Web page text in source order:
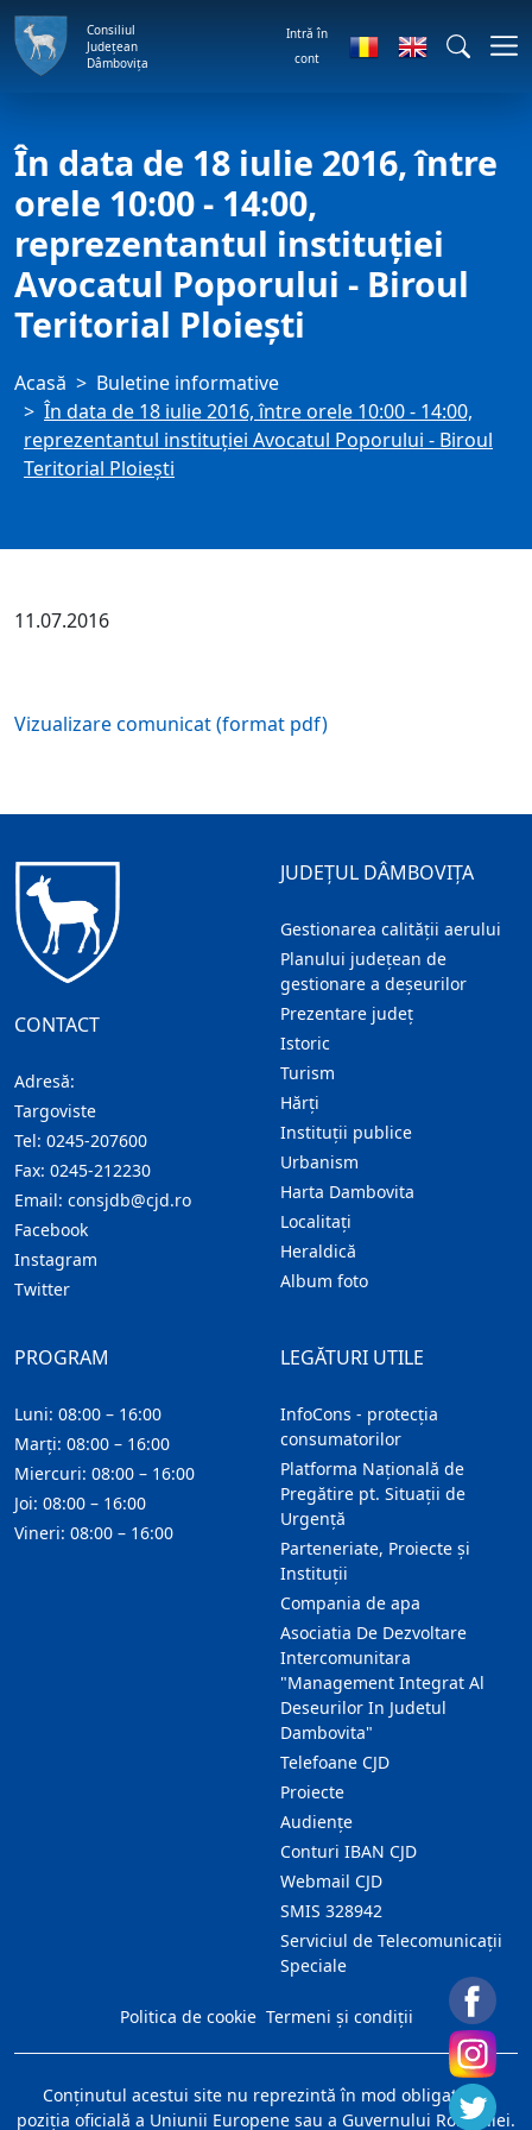
Consiliul
Județean
Dâmbovița
Intră în
cont
În data de 18 iulie 2016, între
orele 10:00 - 14:00,
reprezentantul instituţiei
Avocatul Poporului - Biroul
Teritorial Ploieşti
Acasă
Buletine informative
În data de 18 iulie 2016, între orele 10:00 - 14:00,
reprezentantul instituţiei Avocatul Poporului - Biroul
Teritorial Ploieşti
11.07.2016
Vizualizare comunicat (format pdf)
CONTACT
Adresă:
Targoviste
Tel: 0245-207600
Fax: 0245-212230
Email: consjdb@cjd.ro
Facebook
Instagram
Twitter
JUDEȚUL DÂMBOVIȚA
Gestionarea calității aerului
Planului județean de
gestionare a deșeurilor
Prezentare judeţ
Istoric
Turism
Hărţi
Instituţii publice
Urbanism
Harta Dambovita
Localitaţi
Heraldică
Album foto
LEGĂTURI UTILE
InfoCons - protecția
consumatorilor
Platforma Națională de
Pregătire pt. Situații de
Urgență
Parteneriate, Proiecte și
Instituții
Compania de apa
Asociatia De Dezvoltare
Intercomunitara
"Management Integrat Al
Deseurilor In Judetul
Dambovita"
Telefoane CJD
Proiecte
Audienţe
Conturi IBAN CJD
Webmail CJD
SMIS 328942
Serviciul de Telecomunicații
Speciale
PROGRAM
Luni: 08:00 – 16:00
Marți: 08:00 – 16:00
Miercuri: 08:00 – 16:00
Joi: 08:00 – 16:00
Vineri: 08:00 – 16:00
Politica de cookie Termeni și condiții
Conţinutul acestui site nu reprezintă în mod obligatoriu
poziţia oficială a Uniunii Europene sau a Guvernului României.